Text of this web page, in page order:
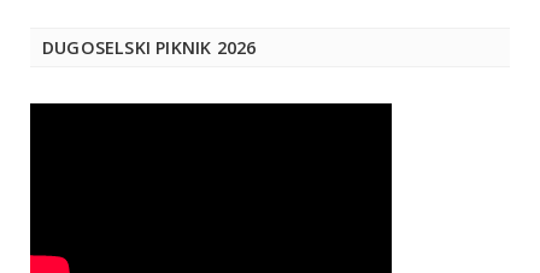
DUGOSELSKI PIKNIK 2026